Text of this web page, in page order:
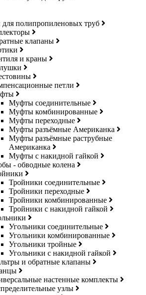
полипропиленовых труб
клапаны
и краны
петли
Муфты соединительные
Муфты комбинированные
Муфты переходные
Муфты разъёмные Американка
Муфты разъёмные раструбные
Американка
Муфты с накидной гайкой
- обводные колена
Тройники соединительные
Тройники переходные
Тройники комбинированные
Тройники с накидной гайкой
Угольники соединительные
Угольники комбинированные
Угольники тройные
Угольники с накидной гайкой
и обратные клапаны
настенные комплекты
узлы